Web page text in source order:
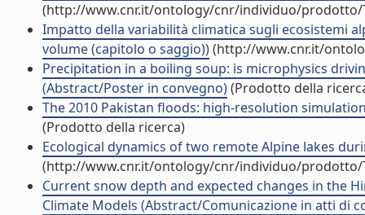
(http://www.cnr.it/ontology/cnr/individuo/prodotto/
Impatto della variabilità climatica sugli ecosistemi
volume (capitolo o saggio))(http://www.cnr.it/
Precipitation in a boiling soup: is microphysics
(Abstract/Poster in convegno)(Prodotto della
The 2010 Pakistan floods: high-resolution
(Prodotto della ricerca)
Ecological dynamics of two remote Alpine lakes
(http://www.cnr.it/ontology/cnr/individuo/prodotto/
Current snow depth and expected changes in the
Climate Models (Abstract/Comunicazione in atti di